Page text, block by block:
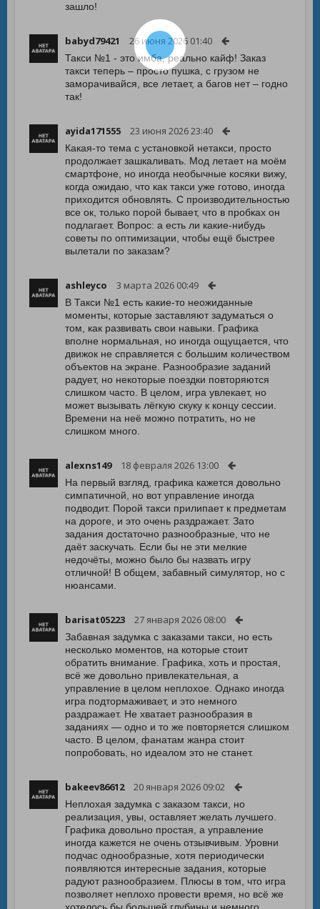
зашло!
babyd79421 26 июня 2026 01:40
Такси №1 - это имба, реально кайф! Заказ
такси теперь – просто пушка, с грузом не
заморачивайся, все летает, а багов нет – годно
так!
ayida171555 23 июня 2026 23:40
Какая-то тема с установкой нетакси, просто
продолжает зашкаливать. Мод летает на моём
смартфоне, но иногда необычные косяки вижу,
когда ожидаю, что как такси уже готово, иногда
приходится обновлять. С производительностью
все ок, только порой бывает, что в пробках он
подлагает. Вопрос: а есть ли какие-нибудь
советы по оптимизации, чтобы ещё быстрее
вылетали по заказам?
ashleyco 3 марта 2026 00:49
В Такси №1 есть какие-то неожиданные
моменты, которые заставляют задуматься о
том, как развивать свои навыки. Графика
вполне нормальная, но иногда ощущается, что
движок не справляется с большим количеством
объектов на экране. Разнообразие заданий
радует, но некоторые поездки повторяются
слишком часто. В целом, игра увлекает, но
может вызывать лёгкую скуку к концу сессии.
Времени на неё можно потратить, но не
слишком много.
alexns149 18 февраля 2026 13:00
На первый взгляд, графика кажется довольно
симпатичной, но вот управление иногда
подводит. Порой такси прилипает к предметам
на дороге, и это очень раздражает. Зато
задания достаточно разнообразные, что не
даёт заскучать. Если бы не эти мелкие
недочёты, можно было бы назвать игру
отличной! В общем, забавный симулятор, но с
нюансами.
barisat05223 27 января 2026 08:00
Забавная задумка с заказами такси, но есть
несколько моментов, на которые стоит
обратить внимание. Графика, хоть и простая,
всё же довольно привлекательная, а
управление в целом неплохое. Однако иногда
игра подтормаживает, и это немного
раздражает. Не хватает разнообразия в
заданиях — одно и то же повторяется слишком
часто. В целом, фанатам жанра стоит
попробовать, но идеалом это не станет.
bakeev86612 20 января 2026 09:02
Неплохая задумка с заказом такси, но
реализация, увы, оставляет желать лучшего.
Графика довольно простая, а управление
иногда кажется не очень отзывчивым. Уровни
подчас однообразные, хотя периодически
появляются интересные задания, которые
радуют разнообразием. Плюсы в том, что игра
позволяет неплохо провести время, но всё же